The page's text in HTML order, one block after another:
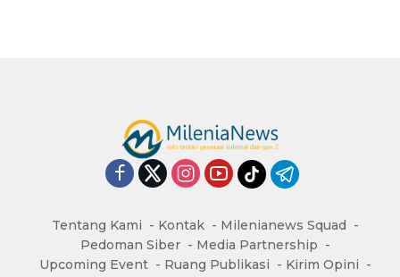
Tentang Kami Kontak
Milenianews Squad
Pedoman Siber
Media Partnership
Upcoming Event
Ruang Publikasi
Kirim Opini